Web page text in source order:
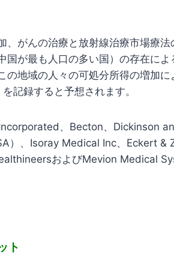
、がんの治療と放射線治療市場療法
国が最も人口の多い国）の存在によ
の地域の人々の可処分所得の増加に
記録すると予想されます。
、Becton、Dickinson
）、Isoray Medical Inc、Eckert &
およびMevion Medical
ト